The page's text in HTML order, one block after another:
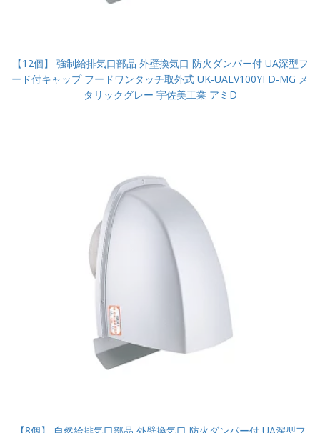
【12個】 強制給排気口部品 外壁換気口 防火ダンパー付 UA深型フ
ード付キャップ フードワンタッチ取外式 UK-UAEV100YFD-MG メ
タリックグレー 宇佐美工業 アミD